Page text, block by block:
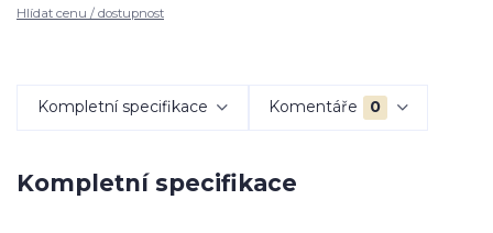
Hlídat cenu / dostupnost
Kompletní specifikace Komentáře 0
Kompletní specifikace